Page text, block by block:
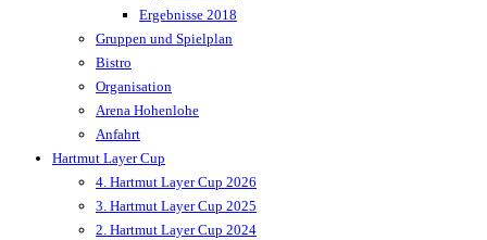
Ergebnisse 2018
Gruppen und Spielplan
Bistro
Organisation
Arena Hohenlohe
Anfahrt
Hartmut Layer Cup
4. Hartmut Layer Cup 2026
3. Hartmut Layer Cup 2025
2. Hartmut Layer Cup 2024